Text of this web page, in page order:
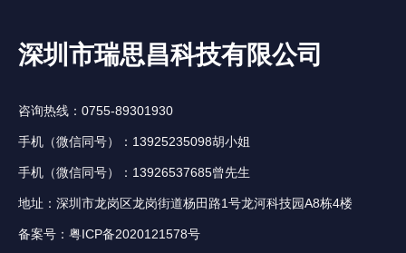
深圳市瑞思昌科技有限公司
咨询热线：0755-89301930
手机（微信同号）：13925235098胡小姐
手机（微信同号）：13926537685曾先生
地址：深圳市龙岗区龙岗街道杨田路1号龙河科技园A8栋4楼
备案号： 粤ICP备2020121578号